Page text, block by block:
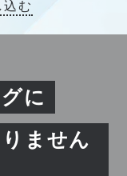
む
に
ません